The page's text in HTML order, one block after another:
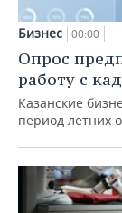
Бизнес 00:00
Опрос
работу с
Казанские
период летних